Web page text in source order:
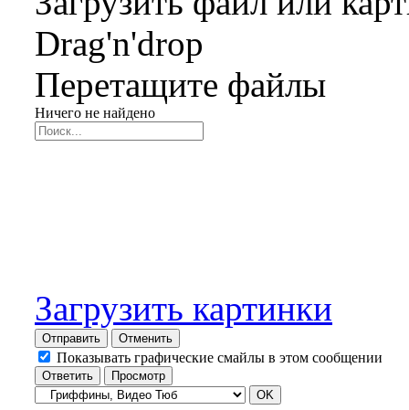
Drag'n'drop
Перетащите файлы
Ничего не найдено
Загрузить картинки
Отправить Отменить
Показывать графические смайлы в этом сообщении